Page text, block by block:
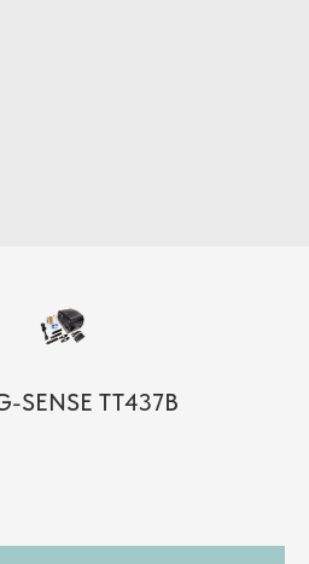
SENSE TT437B